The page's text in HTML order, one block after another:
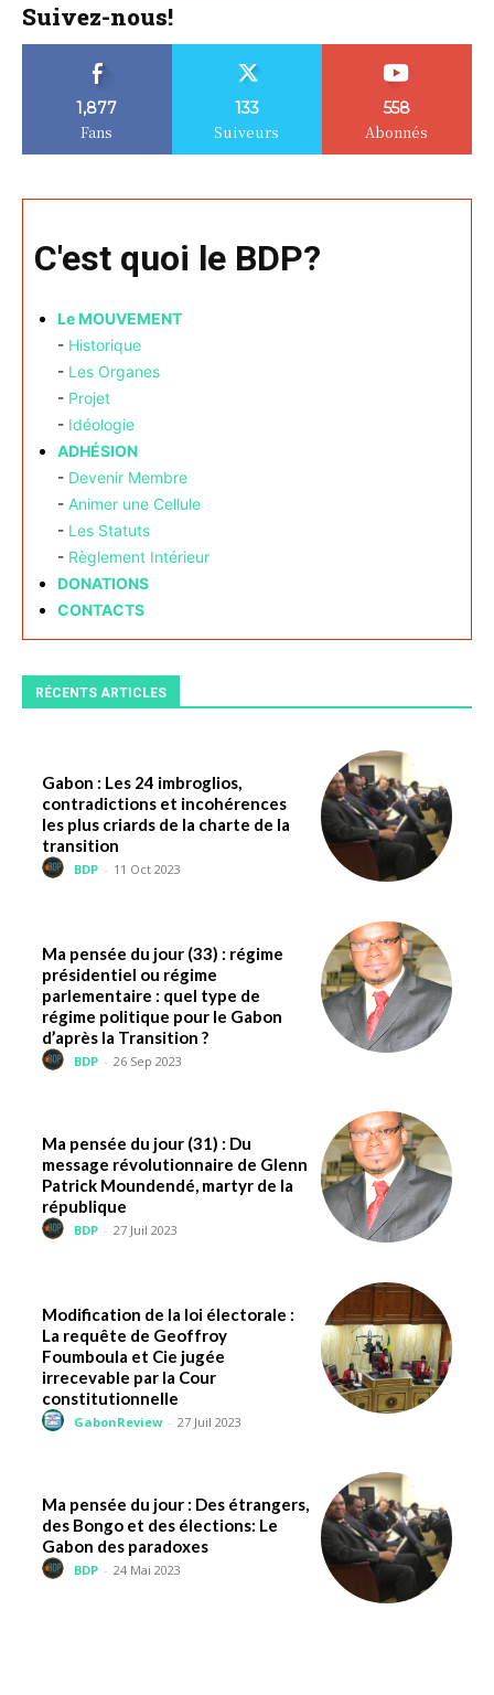
Suivez-nous!
1,877
Fans
133
Suiveurs
558
Abonnés
C'est quoi le BDP?
Le MOUVEMENT
- Historique
- Les Organes
- Projet
- Idéologie
ADHÉSION
- Devenir Membre
- Animer une Cellule
- Les Statuts
- Règlement Intérieur
DONATIONS
CONTACTS
RÉCENTS ARTICLES
Gabon : Les 24 imbroglios,
contradictions et incohérences
les plus criards de la charte de la
transition
BDP - 11 Oct 2023
Ma pensée du jour (33) : régime
présidentiel ou régime
parlementaire : quel type de
régime politique pour le Gabon
d’après la Transition ?
BDP - 26 Sep 2023
Ma pensée du jour (31) : Du
message révolutionnaire de Glenn
Patrick Moundendé, martyr de la
république
BDP - 27 Juil 2023
Modification de la loi électorale :
La requête de Geoffroy
Foumboula et Cie jugée
irrecevable par la Cour
constitutionnelle
GabonReview - 27 Juil 2023
Ma pensée du jour : Des étrangers,
des Bongo et des élections: Le
Gabon des paradoxes
BDP - 24 Mai 2023